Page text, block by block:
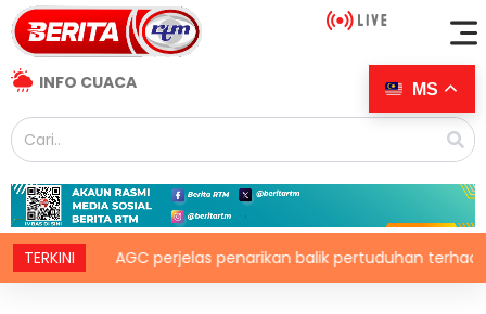
INFO CUACA
TERKINIAGC perjelas penarikan balik pertuduhan terhadap Nicky
MS